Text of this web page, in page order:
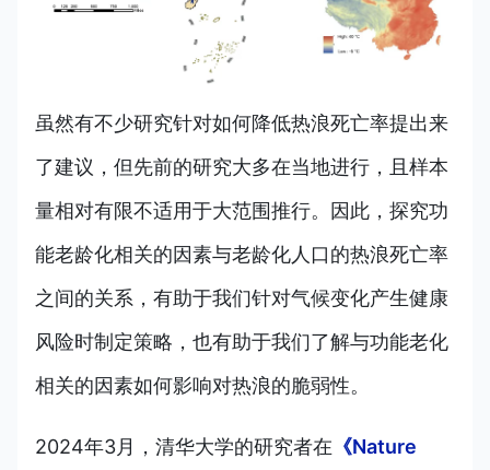
虽然有不少研究针对如何降低热浪死亡率提出来
了建议，但先前的研究大多在当地进行，且样本
量相对有限不适用于大范围推行。因此，探究功
能老龄化相关的因素与老龄化人口的热浪死亡率
之间的关系，有助于我们针对气候变化产生健康
风险时制定策略，也有助于我们了解与功能老化
相关的因素如何影响对热浪的脆弱性。
2024年3月，清华大学的研究者在 《Nature